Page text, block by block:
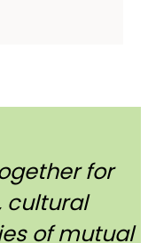
for
cultural
of mutual